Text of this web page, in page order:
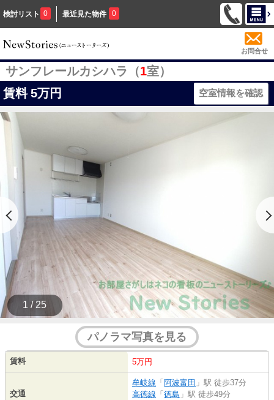
検討リスト 0 最近見た物件 0
お問合せ
サンフレールカシハラ（1室）
賃料 5万円 空室情報を確認
1 / 25
パノラマ写真を見る
賃料 5万円
交通
牟岐線 「 阿波富田 」駅 徒歩37分
高徳線 「 徳島 」駅 徒歩49分